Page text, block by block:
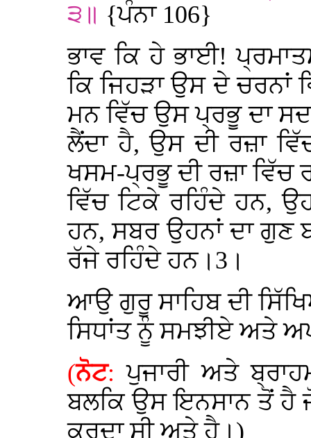
੩॥ {ਪੰਨਾ 106}
ਭਾਵ ਕਿ ਹੇ ਭਾਈ!
ਕਿ ਜਿਹੜਾ ਉਸ ਦੇ
ਮਨ ਵਿੱਚ ਉਸ ਪ੍ਰਭੂ ਦਾ
ਲੈਂਦਾ ਹੈ, ਉਸ ਦੀ ਰਜ਼ਾ
ਖਸਮ-ਪ੍ਰਭੂ ਦੀ ਰਜ਼ਾ
ਵਿੱਚ ਟਿਕੇ ਰਹਿੰਦੇ ਹਨ,
ਹਨ, ਸਬਰ ਉਹਨਾਂ ਦਾ ਗੁਣ
ਰੱਜੇ ਰਹਿੰਦੇ ਹਨ।3।
ਆਉ ਗੁਰੂ ਸਾਹਿਬ ਦੀ
ਸਿਧਾਂਤ ਨੂੰ ਸਮਝੀਏ ਅਤੇ
(ਨੋਟ: ਪੁਜਾਰੀ ਅਤੇ
ਬਲਕਿ ਉਸ ਇਨਸਾਨ ਤੋਂ ਹੈ
ਕਰਦਾ ਸੀ ਅਤੇ ਹੈ।)